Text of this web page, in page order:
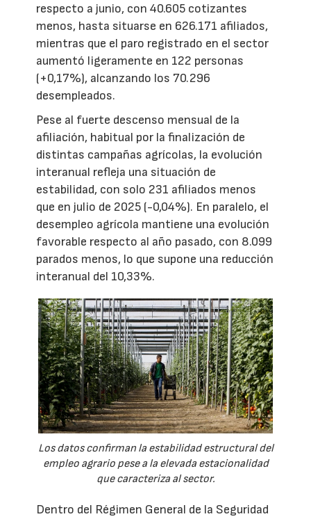
respecto a junio, con 40.605 cotizantes
menos, hasta situarse en 626.171 afiliados,
mientras que el paro registrado en el sector
aumentó ligeramente en 122 personas
(+0,17%), alcanzando los 70.296
desempleados.
Pese al fuerte descenso mensual de la
afiliación, habitual por la finalización de
distintas campañas agrícolas, la evolución
interanual refleja una situación de
estabilidad, con solo 231 afiliados menos
que en julio de 2025 (-0,04%). En paralelo, el
desempleo agrícola mantiene una evolución
favorable respecto al año pasado, con 8.099
parados menos, lo que supone una reducción
interanual del 10,33%.
Los datos confirman la estabilidad estructural del
empleo agrario pese a la elevada estacionalidad
que caracteriza al sector.
Dentro del Régimen General de la Seguridad